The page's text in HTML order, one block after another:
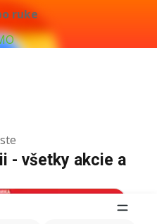
ruke
- všetky akcie a